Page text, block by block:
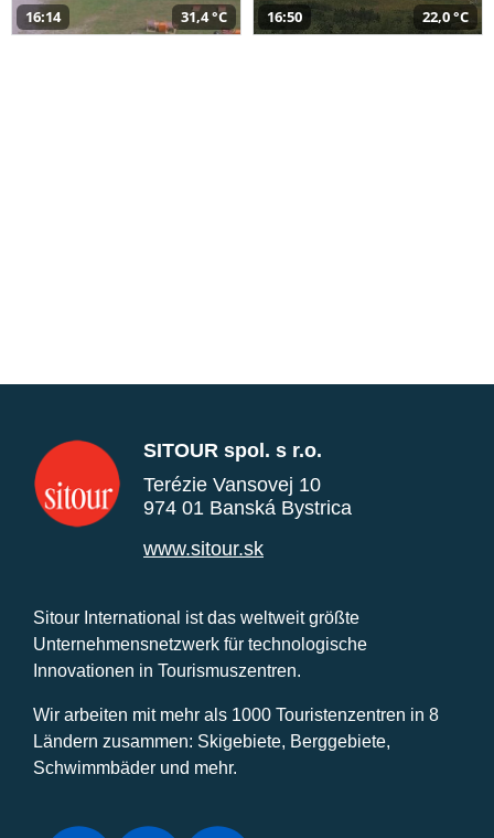
16:14 31,4 °C 16:50 22,0 °C
SITOUR spol. s r.o.
Terézie Vansovej 10
974 01 Banská Bystrica
www.sitour.sk
Sitour International ist das weltweit größte
Unternehmensnetzwerk für technologische
Innovationen in Tourismuszentren.
Wir arbeiten mit mehr als 1000 Touristenzentren in 8
Ländern zusammen: Skigebiete, Berggebiete,
Schwimmbäder und mehr.